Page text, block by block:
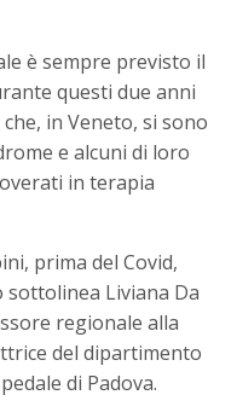
è sempre previsto il
questi due anni
in Veneto, si sono
e alcuni di loro
in terapia
prima del Covid,
sottolinea Liviana Da
regionale alla
del dipartimento
di Padova.